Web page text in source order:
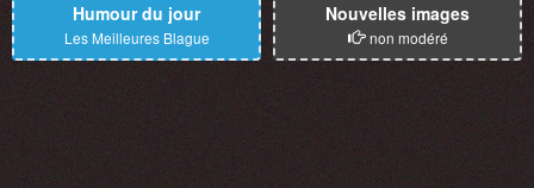
Humour du jour
Les Meilleures Blague
Nouvelles images
non modéré